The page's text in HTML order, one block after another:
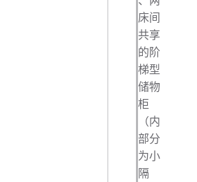
床间
共享
的阶
梯型
储物
柜
（内
部分
为小
隔